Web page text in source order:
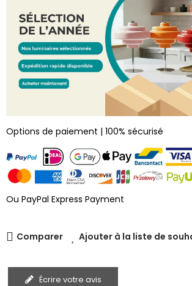
Options de paiement | 100% sécurisé
Ou PayPal Express Payment
Comparer Ajouter à la liste de
Écrire votre avis